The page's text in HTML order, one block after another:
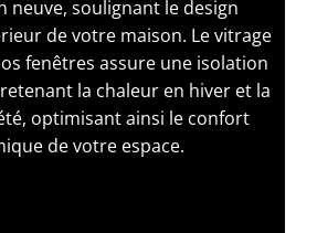
neuve, soulignant le design
de votre maison. Le vitrage
fenêtres assure une isolation
la chaleur en hiver et la
optimisant ainsi le confort
de votre espace.